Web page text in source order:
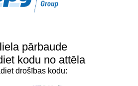
pārbaude
kodu no attēla
drošības kodu: